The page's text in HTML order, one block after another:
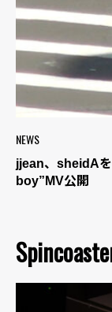
NEWS
jjean、sheidA
boy”MV公開